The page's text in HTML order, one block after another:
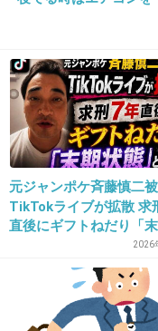
ったりするの？
19. 匿名2026/07/07(火) 22:38:22
物価高で倒産が増える
AIに仕事をとられる
働ける数が減る
暇に耐えれない人が多いから
4件の返信
元ジャンポケ斉藤慎二
TikTokライブが拡散 求
直後にギフトねだり「
2026